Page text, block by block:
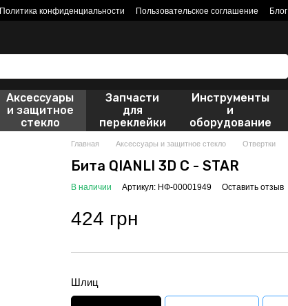
Политика конфиденциальности Пользовательское соглашение Блог
Аксессуары
и защитное
стекло
Запчасти
для
переклейки
Инструменты
и
оборудование
Главная Аксессуары и защитное стекло Отвертки
Бита QIANLI 3D C - STAR
В наличии Артикул: НФ-00001949 Оставить отзыв
424 грн
Шлиц